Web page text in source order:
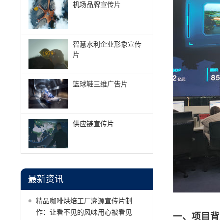
机场品牌宣传片
智慧水利企业形象宣传
片
篮球鞋三维广告片
供应链宣传片
最新资讯
精品咖啡烘焙工厂溯源宣传片制
作：让看不见的风味用心被看见
一、项目